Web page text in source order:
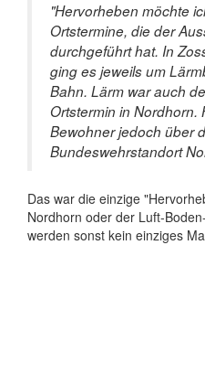
"Hervorheben möchte
Ortstermine, die der
durchgeführt hat. In
ging es jeweils um
Bahn. Lärm war auch
Ortstermin in Nordhorn.
Bewohner jedoch über
Bundeswehrstandort
Das war die einzige
Nordhorn oder der Luft-
werden sonst kein einziges